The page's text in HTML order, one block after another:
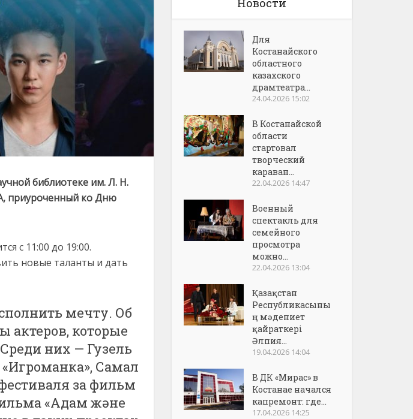
библиотеке им. Л. Н.
приуроченный ко Дню
с 11:00 до 19:00.
новые таланты и дать
мечту. Об
актеров, которые
них — Гузель
Самал
за фильм
«Адам және
Новости
Для
Костанайского
областного
казахского
драмтеатра...
24.04.2026 15:02
В Костанайской
области
стартовал
творческий
караван...
22.04.2026 14:47
Военный
спектакль для
семейного
просмотра
можно...
22.04.2026 13:04
Қазақстан
Республикасыны
ң мәдениет
қайраткері
Әлпия...
19.04.2026 14:04
В ДК «Мирас» в
Костанае начался
капремонт: где...
17.04.2026 14:25